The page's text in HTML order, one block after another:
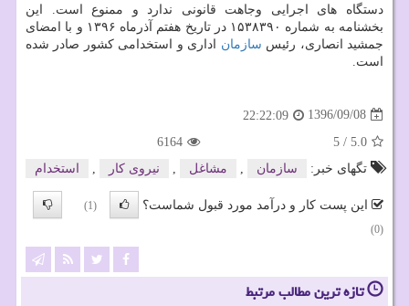
دستگاه های اجرایی وجاهت قانونی ندارد و ممنوع است. این
بخشنامه به شماره ۱۵۳۸۳۹۰ در تاریخ هفتم آذرماه ۱۳۹۶ و با امضای
جمشید انصاری، رئیس سازمان اداری و استخدامی كشور صادر شده
است.
1396/09/08
22:22:09
5.0
/
5
6164
تگهای خبر:
سازمان , مشاغل , نیروی كار , استخدام
این پست کار و درآمد مورد قبول شماست؟
(1)
(0)
تازه ترین مطالب مرتبط